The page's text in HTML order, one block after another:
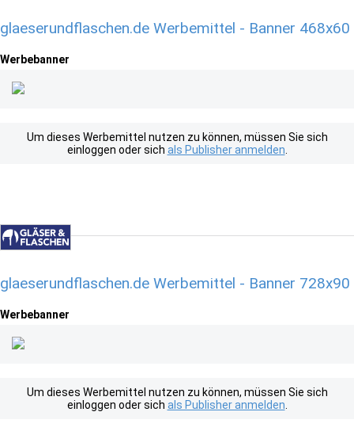
glaeserundflaschen.de Werbemittel - Banner 468x60
Werbebanner
Um dieses Werbemittel nutzen zu können, müssen Sie sich
einloggen oder sich als Publisher anmelden
glaeserundflaschen.de Werbemittel - Banner 728x90
Werbebanner
Um dieses Werbemittel nutzen zu können, müssen Sie sich
einloggen oder sich als Publisher anmelden